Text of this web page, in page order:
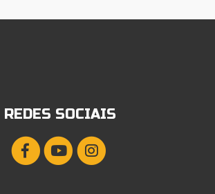
REDES SOCIAIS